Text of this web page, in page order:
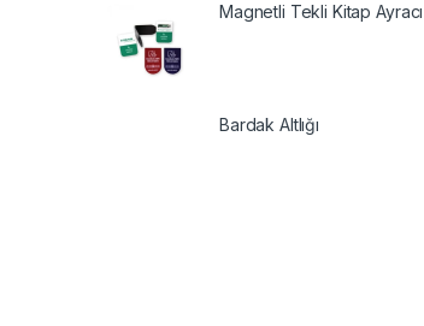
Magnetli Tekli Kitap Ayracı
Bardak Altlığı